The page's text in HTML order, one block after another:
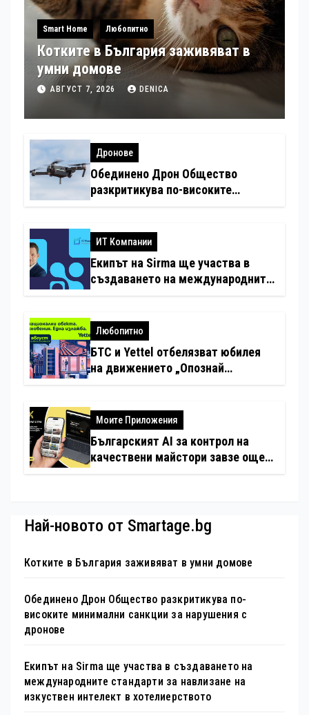
Smart Home Любопитно
Котките в България заживяват в
умни домове
АВГУСТ 7, 2026 DENICA
Дронове
Обединено Дрон Общество
разкритикува по-високите
ИТ Компании
Екипът на Sirma ще участва в
създаването на международните
хотелиерството
Любопитно
БТС и Yettel отбелязват юбилея
на движението „Опознай
специална изложба в София
Моите Приложения
Българският AI за контрол на
качествени майстори завзе още
Най-новото от Smartage.bg
Котките в България заживяват в умни домове
Обединено Дрон Общество разкритикува по-
високите минимални санкции за нарушения с
дронове
Екипът на Sirma ще участва в създаването на
международните стандарти за навлизане на
изкуствен интелект в хотелиерството